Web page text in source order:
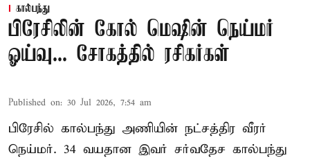
கால்பந்து
பிரேசிலின் கோல் மெஷின் நெய்மர்
ஓய்வு... சோகத்தில் ரசிகர்கள்
Published on: 30 Jul 2026, 7:54 am
பிரேசில் கால்பந்து அணியின் நட்சத்திர வீரர்
நெய்மர். 34 வயதான இவர் சர்வதேச கால்பந்து